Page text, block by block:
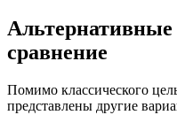
сравнение
Помимо классического
представлены другие